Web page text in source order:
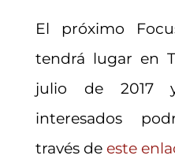
El próximo
tendrá lugar en
julio de 2017
interesados
través de este